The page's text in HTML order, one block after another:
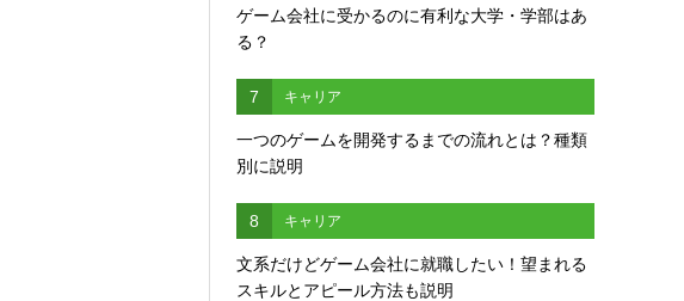
ゲーム会社に受かるのに有利な大学・学部はあ
る？
7 キャリア
一つのゲームを開発するまでの流れとは？種類
別に説明
8 キャリア
文系だけどゲーム会社に就職したい！望まれる
スキルとアピール方法も説明